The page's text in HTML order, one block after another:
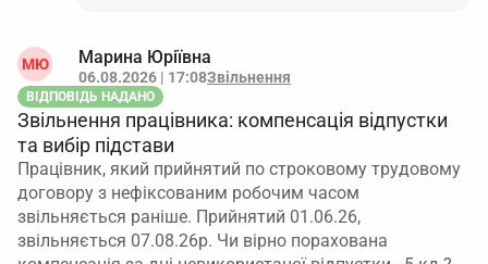
МЮ Марина Юріївна
06.08.2026 | 17:08Звільнення
ВІДПОВІДЬ НАДАНО
Звільнення працівника: компенсація відпустки
та вибір підстави
Працівник, який прийнятий по строковому трудовому
договору з нефіксованим робочим часом
звільняється раніше. Прийнятий 01.06.26,
звільняється 07.08.26р. Чи вірно порахована